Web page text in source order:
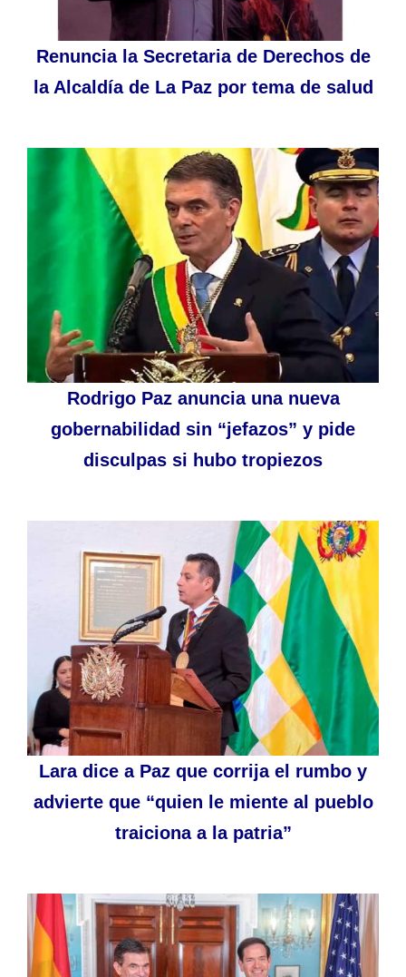
Renuncia la Secretaria de Derechos de
la Alcaldía de La Paz por tema de salud
Rodrigo Paz anuncia una nueva
gobernabilidad sin “jefazos” y pide
disculpas si hubo tropiezos
Lara dice a Paz que corrija el rumbo y
advierte que “quien le miente al pueblo
traiciona a la patria”